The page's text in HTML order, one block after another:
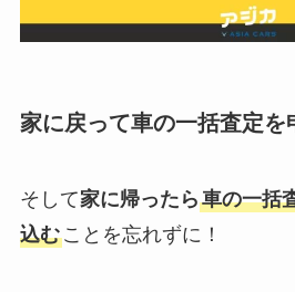
家に戻って車の一括査定を
そして家に帰ったら車の一括
込むことを忘れずに！